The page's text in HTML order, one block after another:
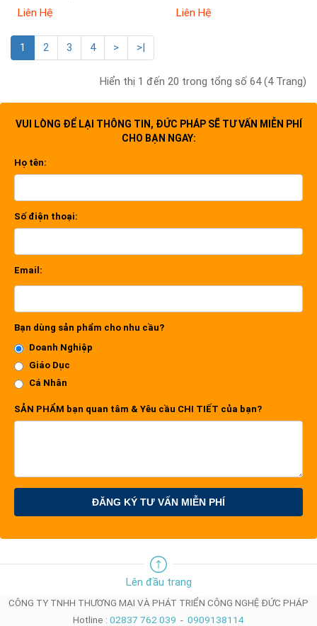
Liên Hệ
ViewSonic
Liên Hệ
1 2 3 4 > >|
Hiển thị 1 đến 20 trong tổng số 64 (4 Trang)
VUI LÒNG ĐỂ LẠI THÔNG TIN, ĐỨC PHÁP SẼ TƯ VẤN MIỄN PHÍ
CHO BẠN NGAY:
Họ tên:
Số điện thoại:
Email:
Bạn dùng sản phẩm cho nhu cầu?
Doanh Nghiệp
Giáo Dục
Cá Nhân
SẢN PHẨM bạn quan tâm & Yêu cầu CHI TIẾT của bạn?
ĐĂNG KÝ TƯ VẤN MIỄN PHÍ
Lên đầu trang
CÔNG TY TNHH THƯƠNG MẠI VÀ PHÁT TRIỂN CÔNG NGHỆ ĐỨC PHÁP
Hotline : 02837 762 039 - 0909138114